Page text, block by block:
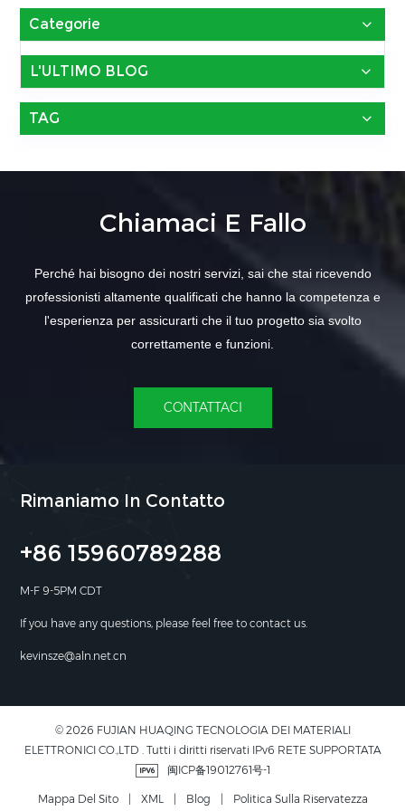
Categorie
L'ULTIMO BLOG
TAG
Chiamaci E Fallo
Perché hai bisogno dei nostri servizi, sai che stai ricevendo
professionisti altamente qualificati che hanno la competenza e
l'esperienza per assicurarti che il tuo progetto sia svolto
correttamente e funzioni.
CONTATTACI
Rimaniamo In Contatto
+86 15960789288
M-F 9-5PM CDT
If you have any questions, please feel free to contact us.
kevinsze@aln.net.cn
© 2026 FUJIAN HUAQING TECNOLOGIA DEI MATERIALI
ELETTRONICI CO.,LTD . Tutti i diritti riservati IPv6 RETE SUPPORTATA
闽ICP备19012761号-1
Mappa Del Sito | XML | Blog | Politica Sulla Riservatezza